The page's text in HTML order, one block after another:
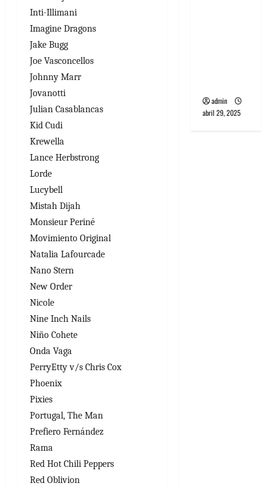
Inti-Illimani
Imagine Dragons
Jake Bugg
Joe Vasconcellos
Johnny Marr
Jovanotti
Julian Casablancas
Kid Cudi
Krewella
Lance Herbstrong
Lorde
Lucybell
Mistah Dijah
Monsieur Periné
Movimiento Original
Natalia Lafourcade
Nano Stern
New Order
Nicole
Nine Inch Nails
Niño Cohete
Onda Vaga
PerryEtty v/s Chris Cox
Phoenix
Pixies
Portugal, The Man
Prefiero Fernández
Rama
Red Hot Chili Peppers
Red Oblivion
admin
abril 29, 2025